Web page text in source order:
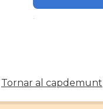
Tornar al capdemunt